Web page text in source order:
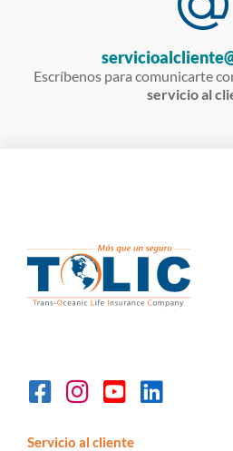
Escríbenos para comunicarte
servicio al
Servicio al cliente